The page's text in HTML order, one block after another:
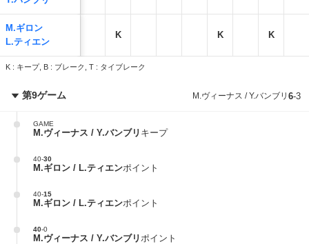
M.ギロン
L.ティエン
K K K
K : キープ, B : ブレーク, T : タイブレーク
第9ゲーム M.ヴィーナス / Y.バンブリ 6-3
GAME
M.ヴィーナス / Y.バンブリ キープ
40-30
M.ギロン / L.ティエンポイント
40-15
M.ギロン / L.ティエンポイント
40-0
M.ヴィーナス / Y.バンブリ ポイント